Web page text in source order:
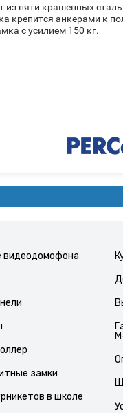
из пяти крашенных
анкерами к
с усилием 150 кг.
видеодомофона
замки
в школе